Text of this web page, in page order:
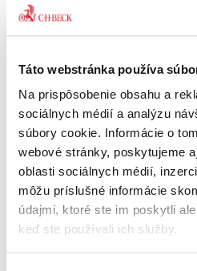
Táto webstránka používa
Na prispôsobenie obsahu a
sociálnych médií a analýzu
súbory cookie. Informácie o
webové stránky, poskytujeme
oblasti sociálnych médií,
môžu príslušné informácie
údajmi, ktoré ste im poskytli
keď ste používali ich služby.
Doprava
pri nákupu nad
Tradičné
Pôsobíme na
rokov.
Semináre a
Vzdelávajte sa